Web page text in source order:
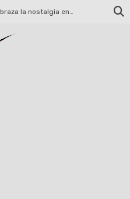
Syot abraza la nostalgia en «Blame», el primer adelanto de su EP debut